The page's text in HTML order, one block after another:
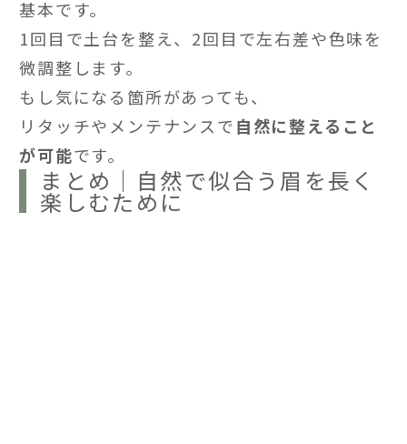
基本です。
1回目で土台を整え、2回目で左右差や色味を
微調整します。
もし気になる箇所があっても、
リタッチやメンテナンスで自然に整えること
が可能です。
まとめ｜自然で似合う眉を長く
楽しむために